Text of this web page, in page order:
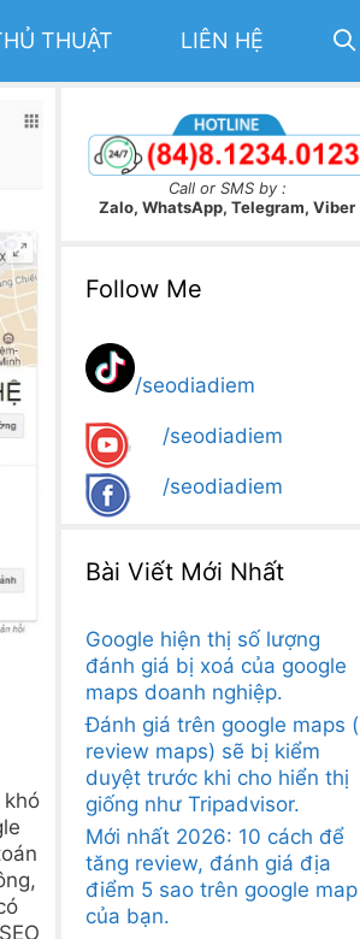
THUẬT LIÊN HỆ
Call or SMS by :
Zalo, WhatsApp, Telegram, Viber
Follow Me
/seodiadiem
/seodiadiem
/seodiadiem
Bài Viết Mới Nhất
Google hiện thị số lượng
đánh giá bị xoá của google
maps doanh nghiệp.
Đánh giá trên google maps (
review maps) sẽ bị kiểm
duyệt trước khi cho hiển thị
giống như Tripadvisor.
Mới nhất 2026: 10 cách để
tăng review, đánh giá địa
điểm 5 sao trên google map
của bạn.